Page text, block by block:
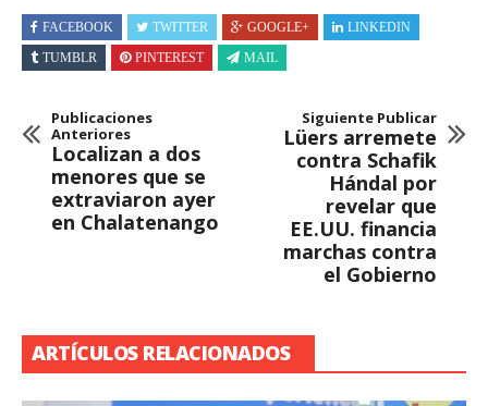
FACEBOOK TWITTER GOOGLE+
LINKEDIN
TUMBLR
PINTEREST MAIL
Publicaciones
Anteriores
Localizan a dos
menores que se
extraviaron ayer
en Chalatenango
Siguiente Publicar
Lüers arremete
contra Schafik
Hándal por
revelar que
EE.UU. financia
marchas contra
el Gobierno
ARTÍCULOS RELACIONADOS